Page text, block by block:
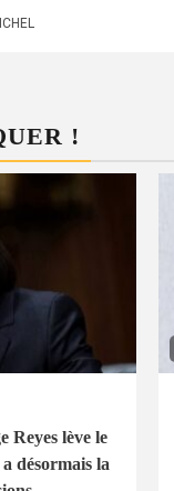
!
Reyes lève le
désormais la